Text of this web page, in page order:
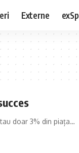
Externe exSp
doar 3% din piața…